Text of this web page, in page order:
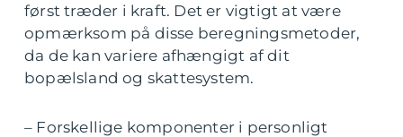
først træder i kraft. Det er vigtigt at være
opmærksom på disse beregningsmetoder,
da de kan variere afhængigt af dit
bopælsland og skattesystem.
– Forskellige komponenter i personligt